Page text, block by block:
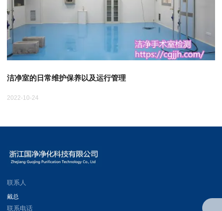
洁净室的日常维护保养以及运行管理
2022-10-24
联系人
戴总
联系电话